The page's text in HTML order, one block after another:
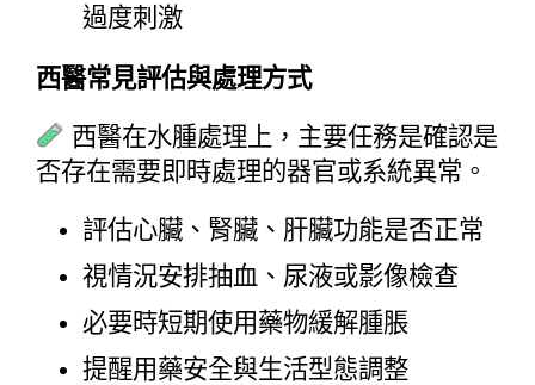
過度刺激
西醫常見評估與處理方式
西醫在水腫處理上，主要任務是確認是
否存在需要即時處理的器官或系統異常。
評估心臟、腎臟、肝臟功能是否正常
視情況安排抽血、尿液或影像檢查
必要時短期使用藥物緩解腫脹
提醒用藥安全與生活型態調整